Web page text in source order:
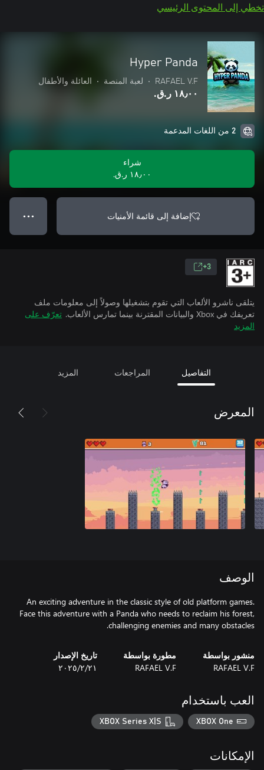
تخطي إلى المحتوى الرئيسي
Hyper Panda
RAFAEL V.F
• لعبة المنصة • العائلة والأطفال
١٨٫٠٠ ر.ق.‏
2 من اللغات المدعمة
شراء
١٨٫٠٠ ر.ق.‏
إضافة إلى قائمة الأمنيات ● ● ●
3+
يتلقى ناشرو الألعاب التي تقوم بتشغيلها وصولاً إلى معلومات ملف
تعريفك في Xbox والبيانات المقترنة بينما تمارس الألعاب.
تعرّف على
المزيد
التفاصيل المراجعات المزيد
المعرض
الوصف
An exciting adventure in the classic style of old platform games.
Face this adventure with a Panda who needs to reclaim his forest,
challenging enemies and many obstacles.
منشور بواسطة
RAFAEL V.F
مطورة بواسطة
RAFAEL V.F
تاريخ الإصدار
٢١‏/٢‏/٢٠٢٥
العب باستخدام
XBOX One
XBOX Series X|S
الإمكانات